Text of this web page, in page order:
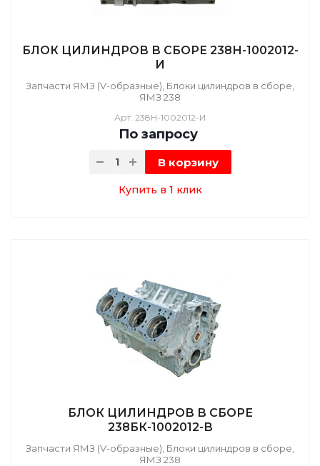
БЛОК ЦИЛИНДРОВ В СБОРЕ 238Н-1002012-
И
Запчасти ЯМЗ (V-образные), Блоки цилиндров в сборе,
ЯМЗ 238
Арт. 238Н-1002012-И
По запросу
В корзину
Купить в 1 клик
БЛОК ЦИЛИНДРОВ В СБОРЕ
238БК-1002012-В
Запчасти ЯМЗ (V-образные), Блоки цилиндров в сборе,
ЯМЗ 238